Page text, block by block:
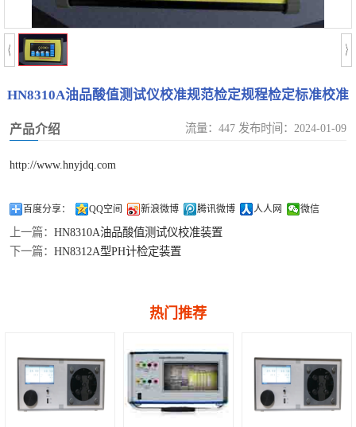
HN8310A油品酸值测试仪校准规范检定规程检定标准校准
产品介绍 流量：447 发布时间：2024-01-09
http://www.hnyjdq.com
百度分享： QQ空间 新浪微博 腾讯微博 人人网 微信
上一篇： HN8310A油品酸值测试仪校准装置
下一篇： HN8312A型PH计检定装置
热门推荐
准装置
蓄电池仪器类校
准
高压耐压类校准
油化试验仪器类
校准
SF6仪器类校准
温度类计量校准
压力流量类计量
校准
直流低电阻测试仪检定装置
多功能校准仪
钳形表检定装置